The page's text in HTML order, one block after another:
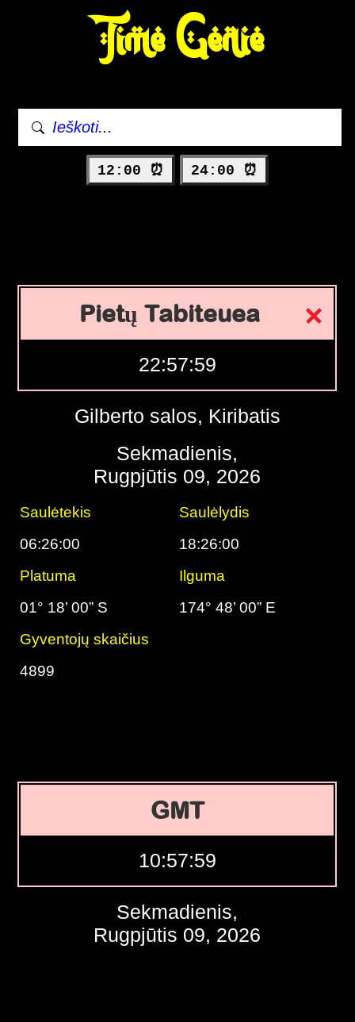
Time Genie
12:00 ⏰ 24:00 ⏰
Pietų Tabiteuea
22:58:00
Gilberto salos, Kiribatis
Sekmadienis,
Rugpjūtis 09, 2026
Saulėtekis
Saulėlydis
06:26:00
18:26:00
Platuma
Ilguma
01° 18’ 00” S
174° 48’ 00” E
Gyventojų skaičius
4899
GMT
10:58:00
Sekmadienis,
Rugpjūtis 09, 2026